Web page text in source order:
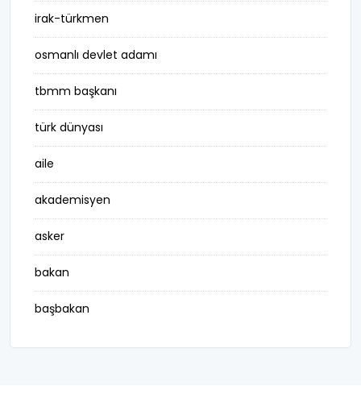
irak-türkmen
osmanlı devlet adamı
tbmm başkanı
türk dünyası
aile
akademisyen
asker
bakan
başbakan
belediye başkanı